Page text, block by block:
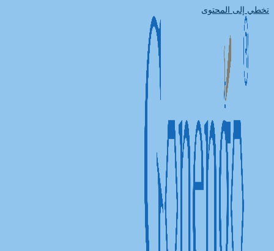
تخطي إلى المحتوى